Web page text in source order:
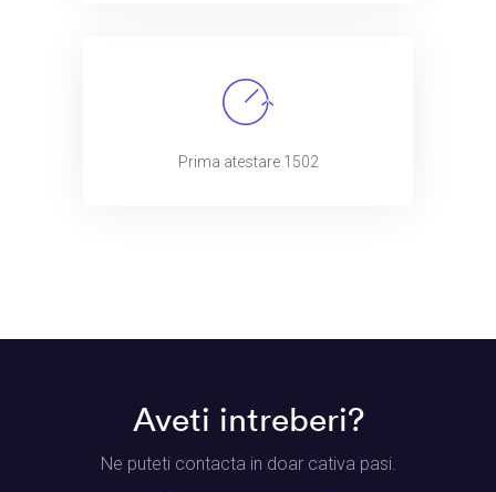
Prima atestare 1502
Aveti intreberi?
Ne puteti contacta in doar cativa pasi.